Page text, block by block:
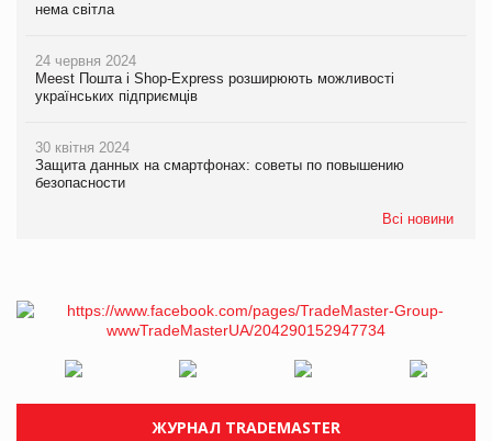
нема світла
24 червня 2024
Meest Пошта і Shop-Express розширюють можливості
українських підприємців
30 квітня 2024
Защита данных на смартфонах: советы по повышению
безопасности
Всі новини
ЖУРНАЛ TRADEMASTER